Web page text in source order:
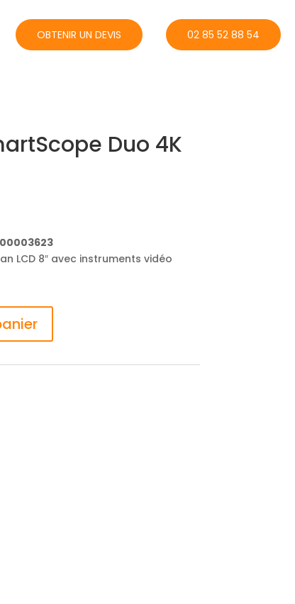
OBTENIR UN DEVIS 02 85 52 88 54
Duo 4K
LCD 8″ avec instruments vidéo